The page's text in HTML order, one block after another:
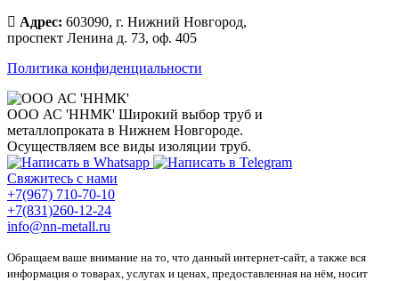
Адрес: 603090, г. Нижний Новгород,
проспект Ленина д. 73, оф. 405
Политика конфиденциальности
ООО АС 'ННМК' Широкий выбор труб и
металлопроката в Нижнем Новгороде.
Осуществляем все виды изоляции труб.
Свяжитесь с нами
+7(967) 710-70-10
+7(831)260-12-24
info@nn-metall.ru
Обращаем ваше внимание на то, что данный интернет-сайт, а также вся
информация о товарах, услугах и ценах, предоставленная на нём, носит